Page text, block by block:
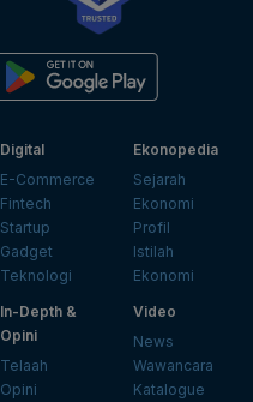
Digital
E-Commerce
Fintech
Startup
Gadget
Teknologi
Ekonopedia
Sejarah
Ekonomi
Profil
Istilah
Ekonomi
In-Depth &
Opini
Telaah
Opini
Video
News
Wawancara
Katalogue